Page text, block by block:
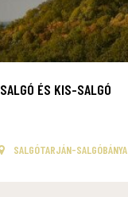
SALGÓ ÉS KIS-SALGÓ
SALGÓTARJÁN-SALGÓBÁNYA